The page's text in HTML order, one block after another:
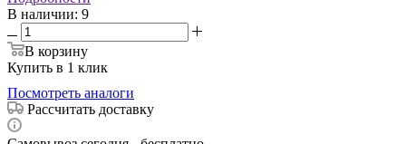
В наличии: 9
В корзину
Купить в 1 клик
Посмотреть аналоги
Рассчитать доставку